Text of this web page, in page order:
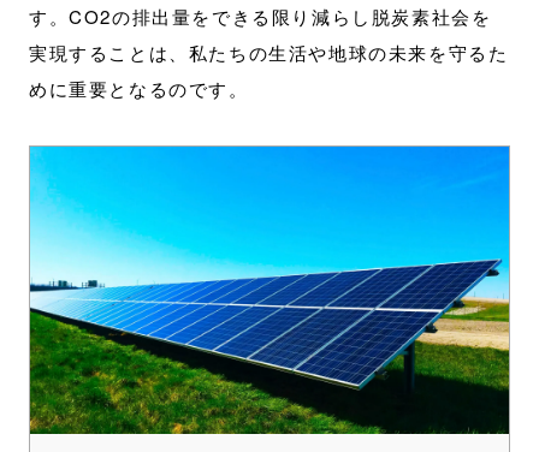
す。CO2の排出量をできる限り減らし脱炭素社会を
実現することは、私たちの生活や地球の未来を守るた
めに重要となるのです。